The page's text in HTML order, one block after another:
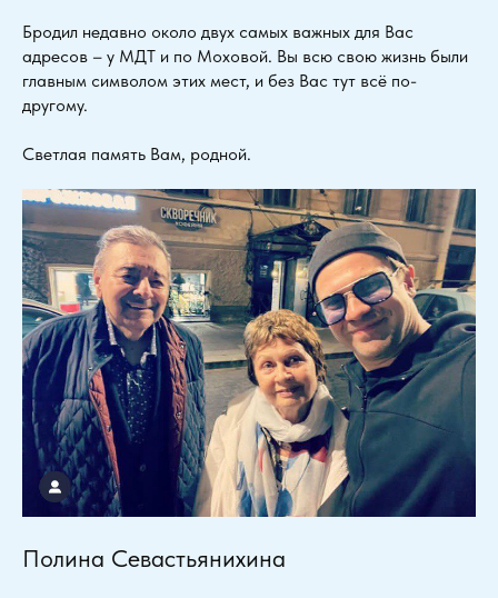
Бродил недавно около двух самых важных для Вас
адресов – у МДТ и по Моховой. Вы всю свою жизнь были
главным символом этих мест, и без Вас тут всё по-
другому.
Светлая память Вам, родной.
Полина Севастьянихина